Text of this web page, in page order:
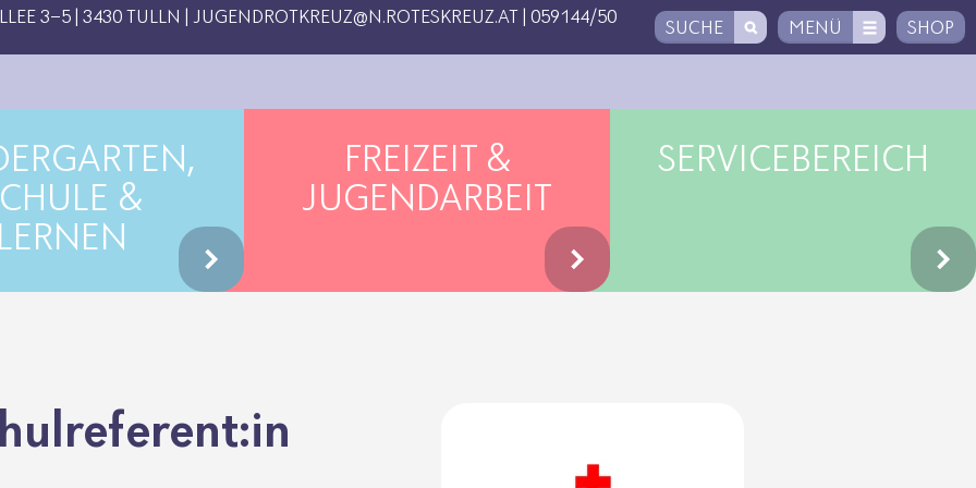
3-5 | 3430 TULLN | JUGENDROTKREUZ@N.ROTESKREUZ.AT 059144/50
SUCHE MENÜ SHOP
&
LERNEN
FREIZEIT &
JUGENDARBEIT
SERVICEBEREICH